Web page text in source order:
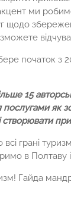
ми
щодо
зможете
початок з
15
послугами як
створювати
грані
в Полтаву
Гайда